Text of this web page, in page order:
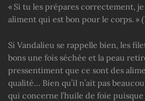
« Si tu les prépares correctement, je
aliment qui est bon pour le corps. »
Si Vandalieu se rappelle bien, les
bons une fois séchée et la peau
pressentiment que ce sont des
qualité… Bien qu’il n’ait pas
qui concerne l’huile de foie puisque